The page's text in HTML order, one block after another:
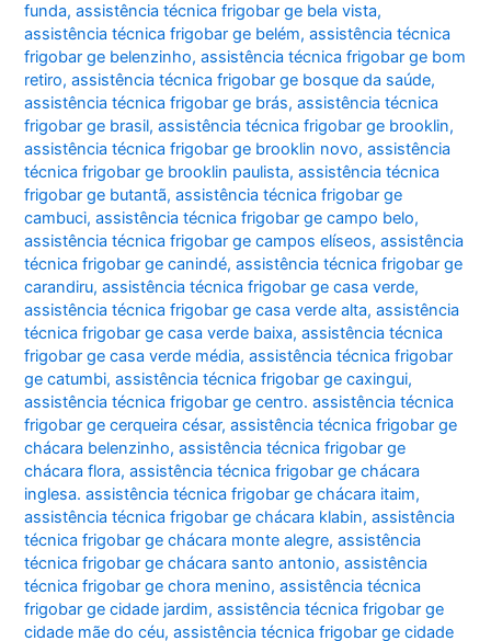
funda,assistência técnica frigobar ge bela vista,
assistência técnica frigobar ge belém,assistência técnica
frigobar ge belenzinho,assistência técnica frigobar ge bom
retiro,assistência técnica frigobar ge bosque da saúde,
assistência técnica frigobar ge brás,assistência técnica
frigobar ge brasil,assistência técnica frigobar ge brooklin,
assistência técnica frigobar ge brooklin novo,assistência
técnica frigobar ge brooklin paulista,assistência técnica
frigobar ge butantã,assistência técnica frigobar ge
cambuci,assistência técnica frigobar ge campo belo,
assistência técnica frigobar ge campos elíseos,assistência
técnica frigobar ge canindé,assistência técnica frigobar ge
carandiru,assistência técnica frigobar ge casa verde,
assistência técnica frigobar ge casa verde alta,assistência
técnica frigobar ge casa verde baixa,assistência técnica
frigobar ge casa verde média,assistência técnica frigobar
ge catumbi,assistência técnica frigobar ge caxingui,
assistência técnica frigobar ge centro. assistência técnica
frigobar ge cerqueira césar,assistência técnica frigobar ge
chácara belenzinho,assistência técnica frigobar ge
chácara flora,assistência técnica frigobar ge chácara
inglesa. assistência técnica frigobar ge chácara itaim,
assistência técnica frigobar ge chácara klabin,assistência
técnica frigobar ge chácara monte alegre,assistência
técnica frigobar ge chácara santo antonio,assistência
técnica frigobar ge chora menino,assistência técnica
frigobar ge cidade jardim,assistência técnica frigobar ge
cidade mãe do céu,assistência técnica frigobar ge cidade